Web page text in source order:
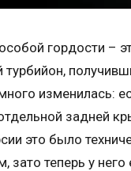
гордости –
турбийон,
изменилась:
задней
это было
зато теперь у